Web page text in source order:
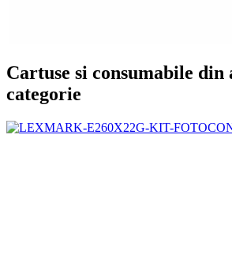
Cartuse si consumabile din
categorie